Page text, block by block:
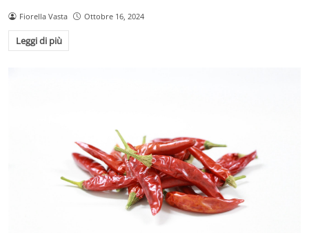
Fiorella Vasta Ottobre 16, 2024
Leggi di più